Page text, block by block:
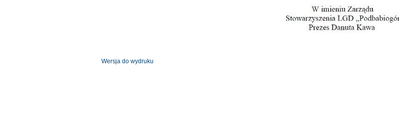
Wersja do wydruku